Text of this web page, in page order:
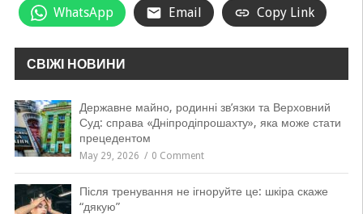
WhatsApp Email Copy Link
СВІЖІ НОВИНИ
Державне майно, родинні зв’язки та Верховний
Суд: справа «Дніпродіпрошахту», яка може стати
прецедентом
May 29, 2026 0 Comment
Після тренування не ігноруйте це: шкіра скаже
“дякую”